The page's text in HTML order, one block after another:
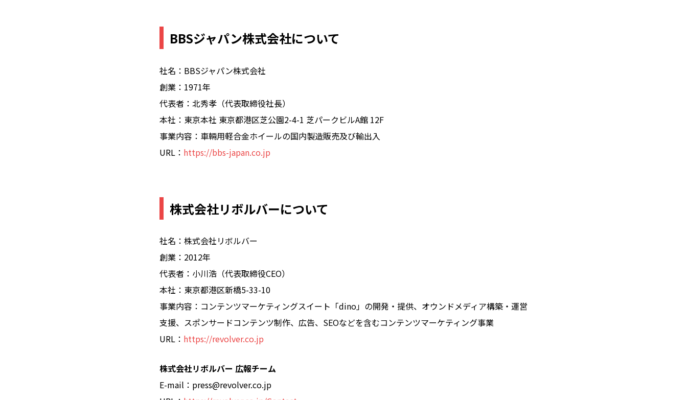
BBSジャパン株式会社について
社名：BBSジャパン株式会社
創業：1971年
代表者：北秀孝（代表取締役社長）
本社：東京本社 東京都港区芝公園2-4-1 芝パークビルA館 12F
事業内容：車輛用軽合金ホイールの国内製造販売及び輸出入
URL： https://bbs-japan.co.jp
株式会社リボルバーについて
社名：株式会社リボルバー
創業：2012年
代表者：小川浩（代表取締役CEO）
本社：東京都港区新橋5-33-10
事業内容：コンテンツマーケティングスイート「dino」の開発・提供、オウンドメディア構築・運営
支援、スポンサードコンテンツ制作、広告、SEOなどを含むコンテンツマーケティング事業
URL： https://revolver.co.jp
株式会社リボルバー 広報チーム
E-mail：press@revolver.co.jp